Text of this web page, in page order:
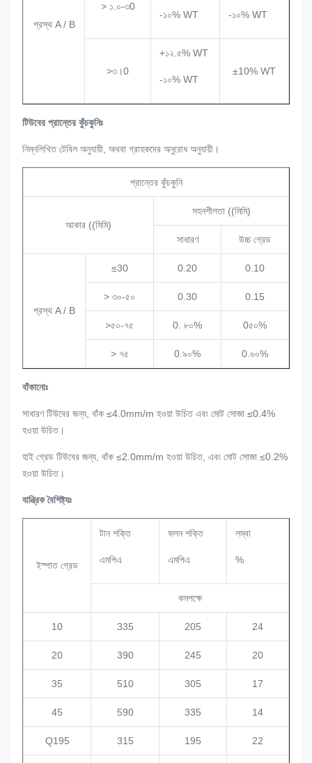
প্রস্থ A / B
> ১.০-৩0
-১০% WT -১০% WT
>৩।0
+১২.৫% WT
-১০% WT
±10% WT
টিউবের প্রান্তের কুঁচকুনিঃ
নিম্নলিখিত টেবিল অনুযায়ী, অথবা গ্রাহকদের অনুরোধ অনুযায়ী।
প্রান্তের কুঁচকুনি
আকার ((মিমি)
সহনশীলতা ((মিমি)
সাধারণ উচ্চ গ্রেড
প্রস্থ A / B
≤30 0.20 0.10
> ৩০-৫০ 0.30 0.15
>৫০-৭৫ 0. ৮০% 0৫০%
> ৭৫ 0.৯০% 0.৬০%
বাঁকানোঃ
সাধারণ টিউবের জন্য, বাঁক ≤4.0mm/m হওয়া উচিত এবং মোট সোজা ≤0.4%
হওয়া উচিত।
হাই গ্রেড টিউবের জন্য, বাঁক ≤2.0mm/m হওয়া উচিত, এবং মোট সোজা ≤0.2%
হওয়া উচিত।
যান্ত্রিক বৈশিষ্ট্যঃ
ইস্পাত গ্রেড
টান শক্তি
এমপিএ
ফলন শক্তি
এমপিএ
লম্বা
%
কমপক্ষে
10 335 205 24
20 390 245 20
35 510 305 17
45 590 335 14
Q195 315 195 22